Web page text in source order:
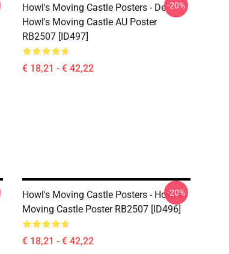
Howl's Moving Castle Posters - De
Howl's Moving Castle AU Poster
RB2507 [ID497]
€ 18,21 - € 42,22
-20%
Howl's Moving Castle Posters - Howl's
Moving Castle Poster RB2507 [ID496]
€ 18,21 - € 42,22
-20%